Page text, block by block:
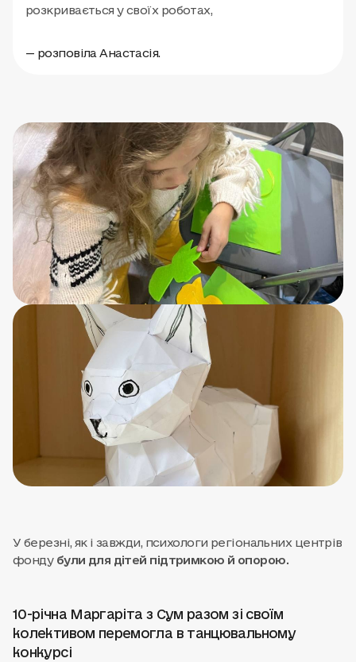
розкривається у своїх роботах,
— розповіла Анастасія.
У березні, як і завжди, психологи регіональних центрів
фонду були для дітей підтримкою й опорою.
10-річна Маргаріта з Сум разом зі своїм
колективом перемогла в танцювальному
конкурсі